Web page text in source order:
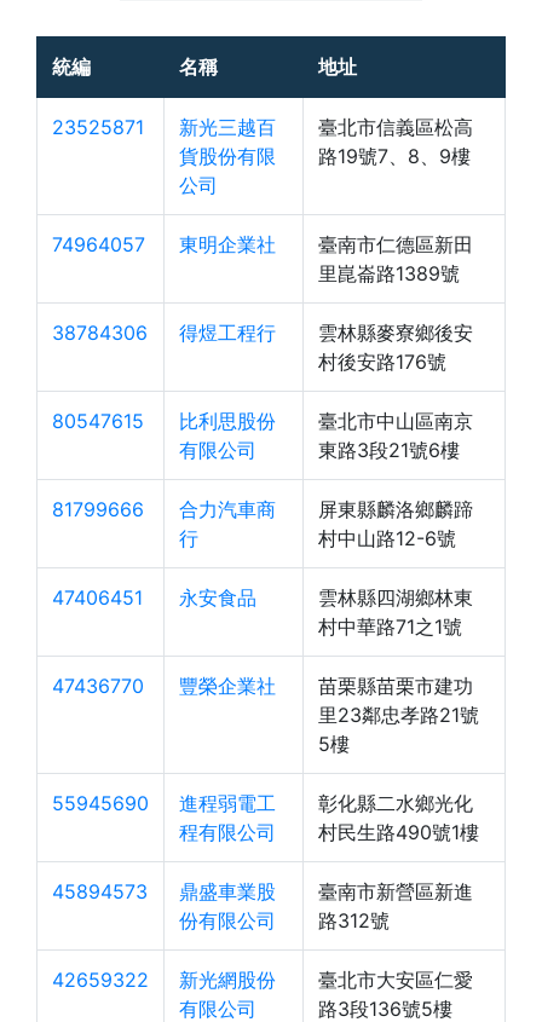
統編 名稱 地址
23525871
新光三越百
貨股份有限
公司
臺北市信義區松高
路19號7、8、9樓
74964057 東明企業社
臺南市仁德區新田
里崑崙路1389號
38784306 得煜工程行
雲林縣麥寮鄉後安
村後安路176號
80547615
比利思股份
有限公司
臺北市中山區南京
東路3段21號6樓
81799666
合力汽車商
行
屏東縣麟洛鄉麟蹄
村中山路12-6號
47406451 永安食品
雲林縣四湖鄉林東
村中華路71之1號
47436770 豐榮企業社
苗栗縣苗栗市建功
里23鄰忠孝路21號
5樓
55945690
進程弱電工
程有限公司
彰化縣二水鄉光化
村民生路490號1樓
45894573
鼎盛車業股
份有限公司
臺南市新營區新進
路312號
42659322
新光網股份
有限公司
臺北市大安區仁愛
路3段136號5樓